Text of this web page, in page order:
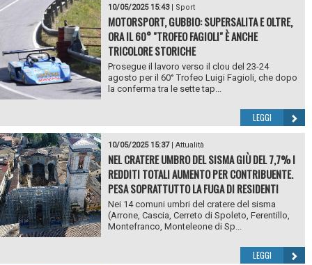
10/05/2025 15:43| Sport
MOTORSPORT, GUBBIO: SUPERSALITA E OLTRE,
ORA IL 60° "TROFEO FAGIOLI" È ANCHE
TRICOLORE STORICHE
Prosegue il lavoro verso il clou del 23-24
agosto per il 60° Trofeo Luigi Fagioli, che dopo
la conferma tra le sette tap...
LEGGI
10/05/2025 15:37| Attualità
NEL CRATERE UMBRO DEL SISMA GIÙ DEL 7,7% I
REDDITI TOTALI AUMENTO PER CONTRIBUENTE.
PESA SOPRATTUTTO LA FUGA DI RESIDENTI
Nei 14 comuni umbri del cratere del sisma
(Arrone, Cascia, Cerreto di Spoleto, Ferentillo,
Montefranco, Monteleone di Sp...
LEGGI